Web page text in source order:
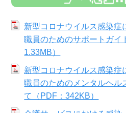
新型コロナウイルス感染症
職員のためのサポートガイ
1.33MB）
新型コロナウイルス感染症
職員のためのメンタルヘル
て（PDF：342KB）